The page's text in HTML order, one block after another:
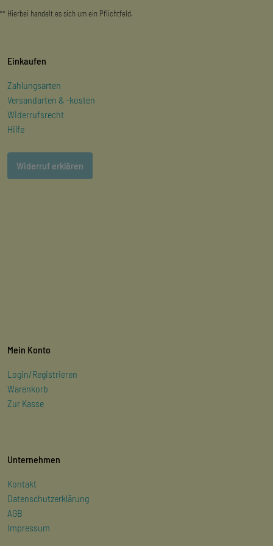
** Hierbei handelt es sich um ein Pflichtfeld.
Einkaufen
Zahlungsarten
Versandarten & -kosten
Widerrufsrecht
Hilfe
Widerruf erklären
Mein Konto
Login/Registrieren
Warenkorb
Zur Kasse
Unternehmen
Kontakt
Datenschutzerklärung
AGB
Impressum